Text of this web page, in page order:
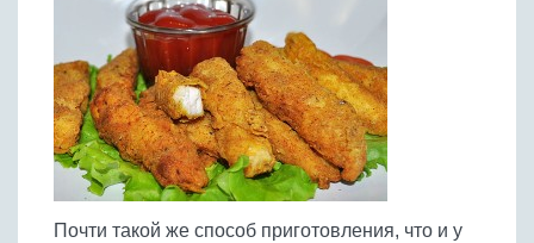
Почти такой же способ приготовления, что и у